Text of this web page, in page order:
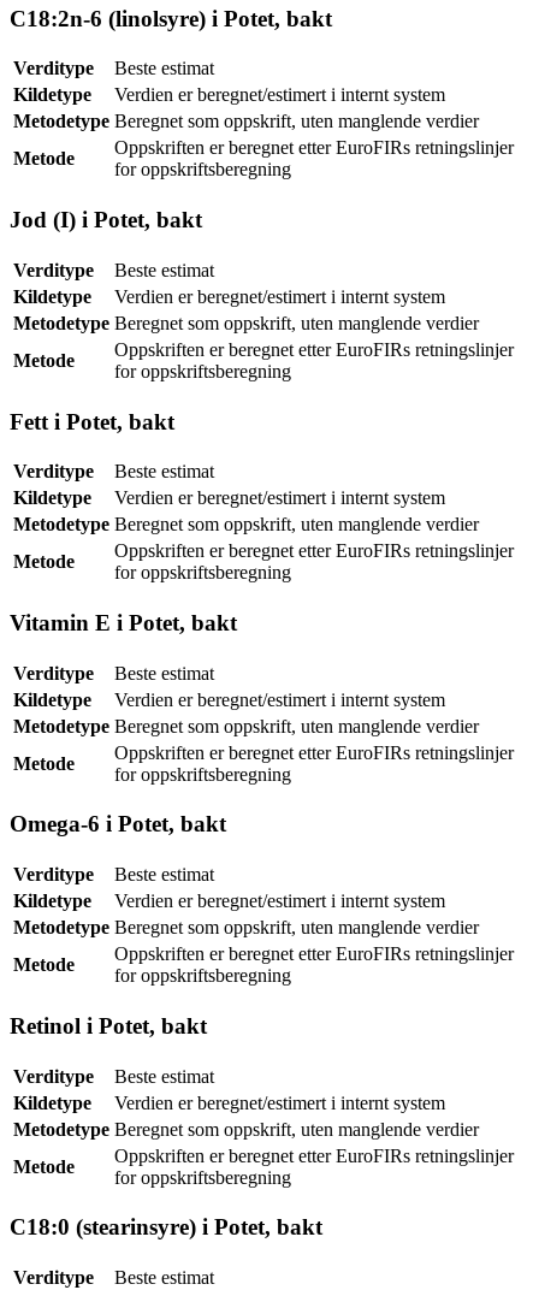
C18:2n-6 (linolsyre) i Potet, bakt
Verditype
Beste estimat
Kildetype
Verdien er beregnet/estimert i internt system
Metodetype Beregnet som oppskrift, uten manglende verdier
Metode
Oppskriften er beregnet etter EuroFIRs retningslinjer
for oppskriftsberegning
Jod (I) i Potet, bakt
Verditype
Beste estimat
Kildetype
Verdien er beregnet/estimert i internt system
Metodetype Beregnet som oppskrift, uten manglende verdier
Metode
Oppskriften er beregnet etter EuroFIRs retningslinjer
for oppskriftsberegning
Fett i Potet, bakt
Verditype
Beste estimat
Kildetype
Verdien er beregnet/estimert i internt system
Metodetype Beregnet som oppskrift, uten manglende verdier
Metode
Oppskriften er beregnet etter EuroFIRs retningslinjer
for oppskriftsberegning
Vitamin E i Potet, bakt
Verditype
Beste estimat
Kildetype
Verdien er beregnet/estimert i internt system
Metodetype Beregnet som oppskrift, uten manglende verdier
Metode
Oppskriften er beregnet etter EuroFIRs retningslinjer
for oppskriftsberegning
Omega-6 i Potet, bakt
Verditype
Beste estimat
Kildetype
Verdien er beregnet/estimert i internt system
Metodetype Beregnet som oppskrift, uten manglende verdier
Metode
Oppskriften er beregnet etter EuroFIRs retningslinjer
for oppskriftsberegning
Retinol i Potet, bakt
Verditype
Beste estimat
Kildetype
Verdien er beregnet/estimert i internt system
Metodetype Beregnet som oppskrift, uten manglende verdier
Metode
Oppskriften er beregnet etter EuroFIRs retningslinjer
for oppskriftsberegning
C18:0 (stearinsyre) i Potet, bakt
Verditype
Beste estimat